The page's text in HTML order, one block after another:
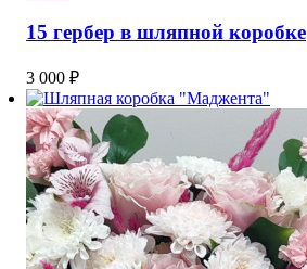
15 гербер в шляпной коробке
3 000 ₽